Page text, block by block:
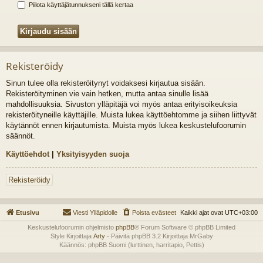
Piilota käyttäjätunnukseni tällä kertaa
Rekisteröidy
Sinun tulee olla rekisteröitynyt voidaksesi kirjautua sisään.
Rekisteröityminen vie vain hetken, mutta antaa sinulle lisää
mahdollisuuksia. Sivuston ylläpitäjä voi myös antaa erityisoikeuksia
rekisteröityneille käyttäjille. Muista lukea käyttöehtomme ja siihen liittyvät
käytännöt ennen kirjautumista. Muista myös lukea keskustelufoorumin
säännöt.
Käyttöehdot | Yksityisyyden suoja
Rekisteröidy
Etusivu Kaikki ajat ovat UTC+03:00
Poista evästeet
Viesti Ylläpidolle
Keskustelufoorumin ohjelmisto phpBB® Forum Software © phpBB Limited
Style Kirjoittaja Arty- Päivitä phpBB 3.2 Kirjoittaja MrGaby
Käännös: phpBB Suomi (lurttinen, harritapio, Pettis)